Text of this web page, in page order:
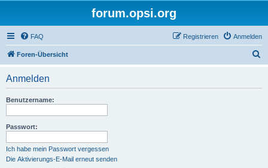
forum.opsi.org
FAQ Anmelden
Registrieren
Foren-Übersicht
Anmelden
Benutzername:
Passwort:
Ich habe mein Passwort vergessen
Die Aktivierungs-E-Mail erneut senden